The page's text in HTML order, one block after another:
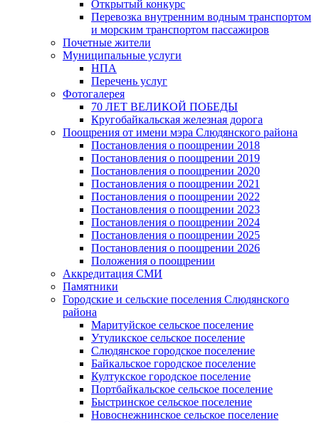
Открытый конкурс
Перевозка внутренним водным транспортом
и морским транспортом пассажиров
Почетные жители
Муниципальные услуги
НПА
Перечень услуг
Фотогалерея
70 ЛЕТ ВЕЛИКОЙ ПОБЕДЫ
Кругобайкальская железная дорога
Поощрения от имени мэра Слюдянского района
Постановления о поощрении 2018
Постановления о поощрении 2019
Постановления о поощрении 2020
Постановления о поощрении 2021
Постановления о поощрении 2022
Постановления о поощрении 2023
Постановления о поощрении 2024
Постановления о поощрении 2025
Постановления о поощрении 2026
Положения о поощрении
Аккредитация СМИ
Памятники
Городские и сельские поселения Слюдянского
района
Маритуйское сельское поселение
Утуликское сельское поселение
Слюдянское городское поселение
Байкальское городское поселение
Култукское городское поселение
Портбайкальское сельское поселение
Быстринское сельское поселение
Новоснежнинское сельское поселение